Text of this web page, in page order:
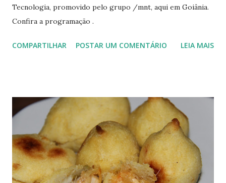
linux-gnu/libgnome-keyring.so.0 /usr/lib/i386-linux-
gnu/libgnome-keyring.so.0.2.0 Crie links simbólicos para
Tecnologia, promovido pelo grupo /mnt, aqui em Goiânia.
Confira a programação .
COMPARTILHAR POSTAR UM COMENTÁRIO LEIA MAIS